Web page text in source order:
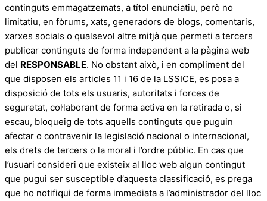
continguts emmagatzemats, a títol enunciatiu, però no
limitatiu, en fòrums, xats, generadors de blogs, comentaris,
xarxes socials o qualsevol altre mitjà que permeti a tercers
publicar continguts de forma independent a la pàgina web
del RESPONSABLE. No obstant això, i en compliment del
que disposen els articles 11 i 16 de la LSSICE, es posa a
disposició de tots els usuaris, autoritats i forces de
seguretat, col·laborant de forma activa en la retirada o, si
escau, bloqueig de tots aquells continguts que puguin
afectar o contravenir la legislació nacional o internacional,
els drets de tercers o la moral i l’ordre públic. En cas que
l’usuari consideri que existeix al lloc web algun contingut
que pugui ser susceptible d’aquesta classificació, es prega
que ho notifiqui de forma immediata a l’administrador del lloc